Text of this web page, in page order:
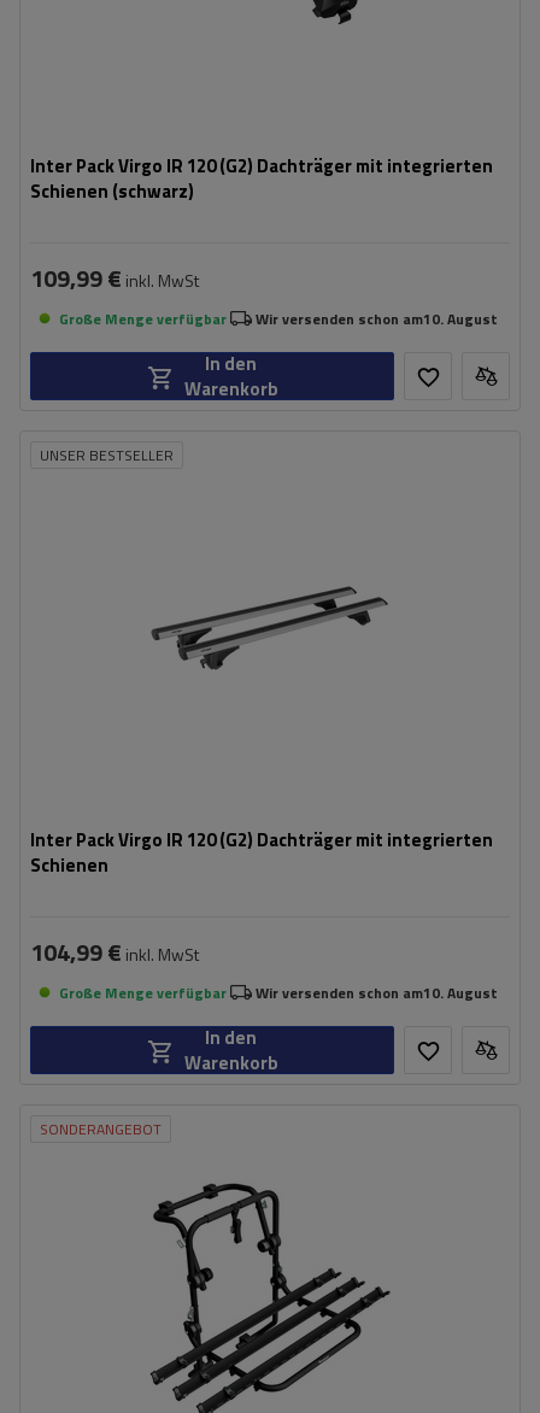
Inter Pack Virgo IR 120 (G2) Dachträger mit integrierten
Schienen (schwarz)
109,99 € inkl. MwSt
Große Menge verfügbar Wir versenden schon am10. August
In den
Warenkorb
UNSER BESTSELLER
Inter Pack Virgo IR 120 (G2) Dachträger mit integrierten
Schienen
104,99 € inkl. MwSt
Große Menge verfügbar Wir versenden schon am10. August
In den
Warenkorb
SONDERANGEBOT
universelles Montagesystem
kompatibel mit allen Karosseriearten